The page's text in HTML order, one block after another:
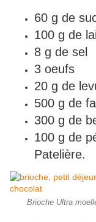
60 g de
100 g de
8 g de sel
3 oeufs
20 g de
500 g de
300 g de
100 g de
Patelière.
Brioche Ultra